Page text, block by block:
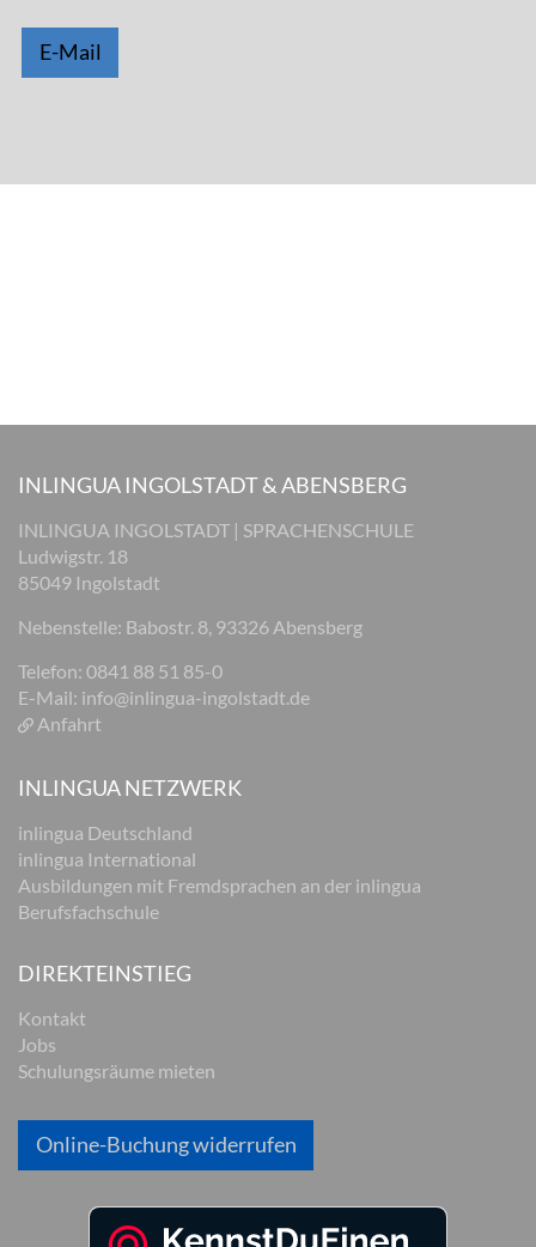
E-Mail
INLINGUA INGOLSTADT & ABENSBERG
INLINGUA INGOLSTADT | SPRACHENSCHULE
Ludwigstr. 18
85049 Ingolstadt
Nebenstelle: Babostr. 8, 93326 Abensberg
Telefon: 0841 88 51 85-0
E-Mail: info@inlingua-ingolstadt.de
Anfahrt
INLINGUA NETZWERK
inlingua Deutschland
inlingua International
Ausbildungen mit Fremdsprachen an der inlingua
Berufsfachschule
DIREKTEINSTIEG
Kontakt
Jobs
Schulungsräume mieten
Online-Buchung widerrufen